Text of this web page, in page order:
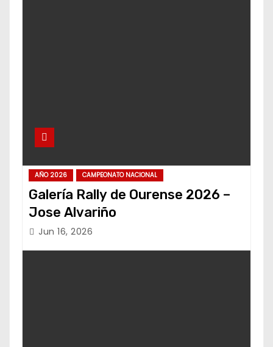
AÑO 2026 CAMPEONATO NACIONAL
Galería Rally de Ourense 2026 –
Jose Alvariño
Jun 16, 2026